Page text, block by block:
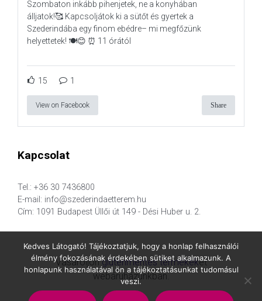
Szombaton inkább pihenjetek, ne a konyhában
álljatok!🥰 Kapcsoljátok ki a sütőt és gyertek a
Szederindába egy finom ebédre– mi megfőzünk
helyettetek! 🍽️😊 ⏰ 11 órától
15 1
View on Facebook Share
Kapcsolat
Tel.: +36 30 7436800
E-mail: info@szederindaetterem.hu
Cím: 1091 Budapest Üllői út 149 - Dési Huber u. 2.
Vásároljongluténmentes termékeket
webáruházunkban.
Kedves Látogató! Tájékoztatjuk, hogy a honlap felhasználói
élmény fokozásának érdekében sütiket alkalmazunk. A
honlapunk használatával ön a tájékoztatásunkat tudomásul
veszi.